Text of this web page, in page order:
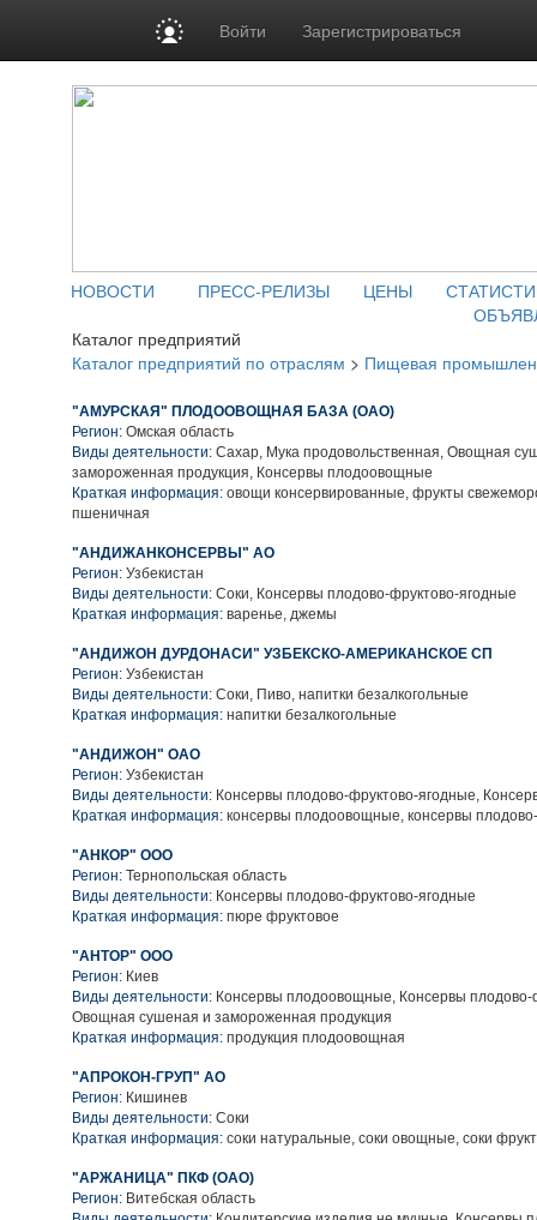
Войти Зарегистрироваться
НОВОСТИ ПРЕСС-РЕЛИЗЫ ЦЕНЫ
Каталог предприятий
Каталог предприятий по отраслям > Пищевая
"АМУРСКАЯ" ПЛОДООВОЩНАЯ БАЗА (ОАО)
Регион: Омская область
Виды деятельности: Сахар, Мука продовольственная, Овощная
замороженная продукция, Консервы плодоовощные
Краткая информация: овощи консервированные, фрукты
пшеничная
"АНДИЖАНКОНСЕРВЫ" АО
Регион: Узбекистан
Виды деятельности: Соки, Консервы плодово-фруктово-ягодные
Краткая информация: варенье, джемы
"АНДИЖОН ДУРДОНАСИ" УЗБЕКСКО-АМЕРИКАНСКОЕ СП
Регион: Узбекистан
Виды деятельности: Соки, Пиво, напитки безалкогольные
Краткая информация: напитки безалкогольные
"АНДИЖОН" ОАО
Регион: Узбекистан
Виды деятельности: Консервы плодово-фруктово-ягодные,
Краткая информация: консервы плодоовощные, консервы
"АНКОР" ООО
Регион: Тернопольская область
Виды деятельности: Консервы плодово-фруктово-ягодные
Краткая информация: пюре фруктовое
"АНТОР" ООО
Регион: Киев
Виды деятельности: Консервы плодоовощные, Консервы плодово-
Овощная сушеная и замороженная продукция
Краткая информация: продукция плодоовощная
"АПРОКОН-ГРУП" АО
Регион: Кишинев
Виды деятельности: Соки
Краткая информация: соки натуральные, соки овощные, соки
"АРЖАНИЦА" ПКФ (ОАО)
Регион: Витебская область